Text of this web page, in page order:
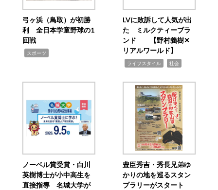
弓ヶ浜（鳥取）が初勝
利 全日本学童野球の1
回戦
スポーツ
LVに敗訴して人気が出
た ミルクティーブラ
ンド 【野村義樹✕
リアルワールド】
ライフスタイル 社会
ノーベル賞受賞・白川
英樹博士が小中高生を
直接指導 名城大学が
豊臣秀吉・秀長兄弟ゆ
かりの地を巡るスタン
プラリーがスタート